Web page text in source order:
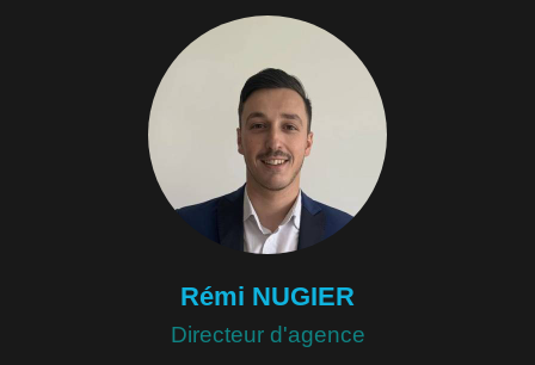
Rémi NUGIER
Directeur d'agence